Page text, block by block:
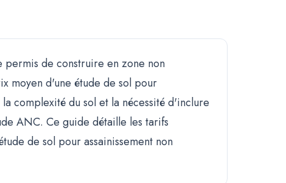
permis de construire en zone non
moyen d'une étude de sol pour
complexité du sol et la nécessité d'inclure
ANC. Ce guide détaille les tarifs
de sol pour assainissement non